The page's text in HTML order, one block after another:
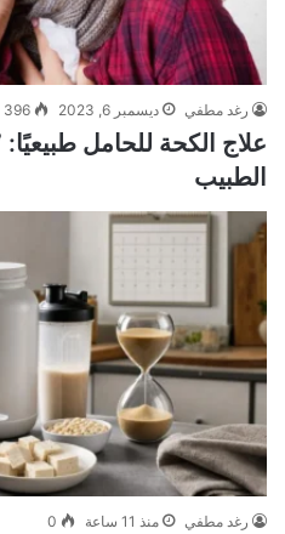
رغد مطفي ديسمبر 6, 2023 396
الطبيب
رغد مطفي منذ 11 ساعة 0